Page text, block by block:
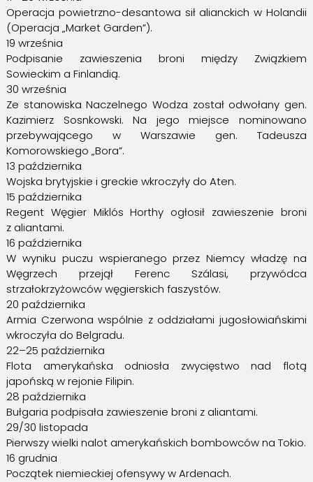
Operacja powietrzno-desantowa sił alianckich w Holandii
(Operacja „Market Garden”).
19 września
Podpisanie zawieszenia broni między Związkiem
Sowieckim a Finlandią.
30 września
Ze stanowiska Naczelnego Wodza został odwołany gen.
Kazimierz Sosnkowski. Na jego miejsce nominowano
przebywającego w Warszawie gen. Tadeusza
Komorowskiego „Bora”.
13 października
Wojska brytyjskie i greckie wkroczyły do Aten.
15 października
Regent Węgier Miklós Horthy ogłosił zawieszenie broni
z aliantami.
16 października
W wyniku puczu wspieranego przez Niemcy władzę na
Węgrzech przejął Ferenc Szálasi, przywódca
strzałokrzyżowców węgierskich faszystów.
20 października
Armia Czerwona wspólnie z oddziałami jugosłowiańskimi
wkroczyła do Belgradu.
22–25 października
Flota amerykańska odniosła zwycięstwo nad flotą
japońską w rejonie Filipin.
28 października
Bułgaria podpisała zawieszenie broni z aliantami.
29/30 listopada
Pierwszy wielki nalot amerykańskich bombowców na Tokio.
16 grudnia
Początek niemieckiej ofensywy w Ardenach.